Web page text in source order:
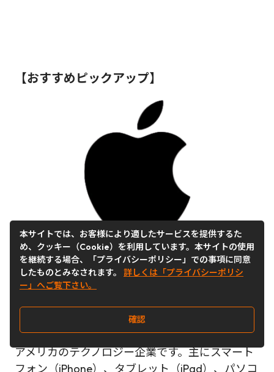
【おすすめピックアップ】
Apple Inc.は、1976年にスティーブ・ジョブズと
スティーブ・ウォズニアックによって設立された
アメリカのテクノロジー企業です。主にスマート
フォン（iPhone）、タブレット（iPad）、パソコ
本サイトでは、お客様により適したサービスを提供するた
め、クッキー（Cookie）を利用しています。本サイトの使用
を継続する場合、「プライバシーポリシー」での事項に同意
したものとみなされます。 詳しくは「プライバシーポリシ
ー」へご覧下さい。
確認